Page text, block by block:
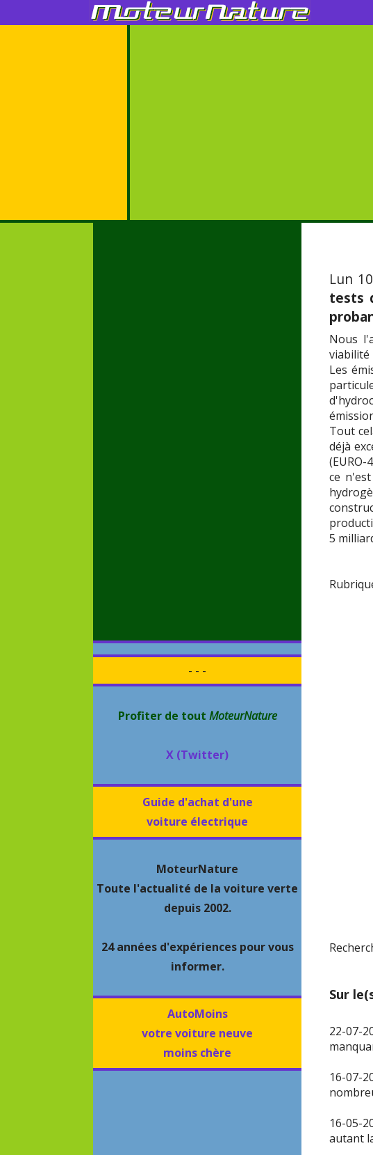
- - -
Profiter de tout MoteurNature
X (Twitter)
Guide d'achat d'une
voiture électrique
MoteurNature
Toute l'actualité de la voiture verte
depuis 2002.
24 années d'expériences pour vous
informer.
AutoMoins
votre voiture neuve
moins chère
Lun
tests
Nous
Les
Tout
déjà
ce
5
Sur
22-07-
16-07-
16-05-
autant